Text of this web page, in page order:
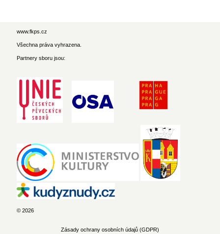
www.fkps.cz
Všechna práva vyhrazena.
Partnery sboru jsou:
© 2026
Zásady ochrany osobních údajů (GDPR)